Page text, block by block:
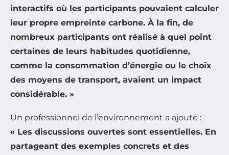
interactifs où les participants pouvaient calculer
leur propre empreinte carbone. À la fin, de
nombreux participants ont réalisé à quel point
certaines de leurs habitudes quotidienne,
comme la consommation d’énergie ou le choix
des moyens de transport, avaient un impact
considérable. »
Un professionnel de l’environnement a ajouté :
« Les discussions ouvertes sont essentielles. En
partageant des exemples concrets et des